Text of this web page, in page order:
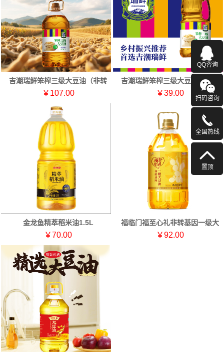
QQ咨询
扫码咨询
全国热线
置顶
吉潮瑞鲜笨榨三级大豆油（非转
基）5L
￥107.00
吉潮瑞鲜笨榨三级大豆油（非转
基）1.8L
￥39.00
金龙鱼精萃稻米油1.5L
￥70.00
福临门福至心礼非转基因一级大
豆油5L
￥92.00